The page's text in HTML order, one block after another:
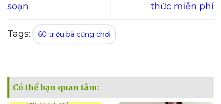
soạn
thức miễn phí
Tags: 60 triệu bà cũng chơi
Có thể bạn quan tâm: